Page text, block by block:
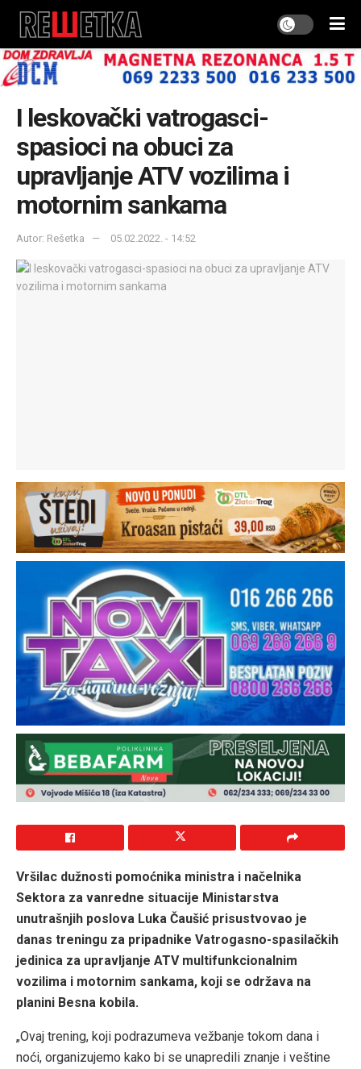
I leskovački vatrogasci-
spasioci na obuci za
upravljanje ATV vozilima i
motornim sankama
Autor: Rešetka 05.02.2022. - 14:52
Vršilac dužnosti pomoćnika ministra i načelnika
Sektora za vanredne situacije Ministarstva
unutrašnjih poslova Luka Čaušić prisustvovao je
danas treningu za pripadnike Vatrogasno-spasilačkih
jedinica za upravljanje ATV multifunkcionalnim
vozilima i motornim sankama, koji se održava na
planini Besna kobila.
„Ovaj trening, koji podrazumeva vežbanje tokom dana i
noći, organizujemo kako bi se unapredili znanje i veštine